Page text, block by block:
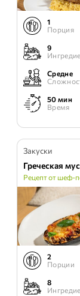
1
Порция
9
Средне
50 мин
Время
Закуски
Рецепт от шеф-
2
Порции
8